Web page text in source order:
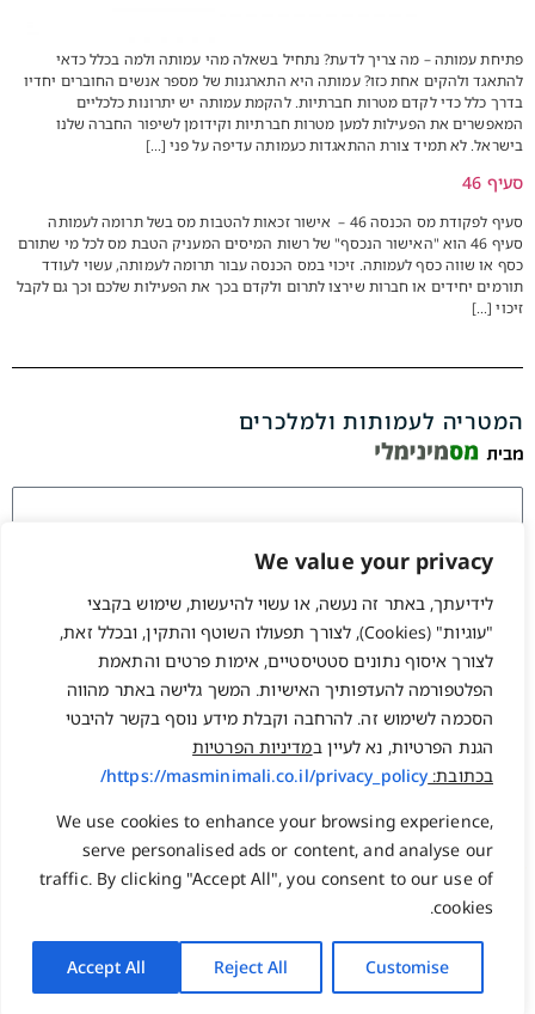
We value your privacy
לידיעתך, באתר זה נעשה, או עשוי להיעשות, שימוש בקבצי
"עוגיות" (Cookies), לצורך תפעולו השוטף והתקין, ובכלל זאת,
לצורך איסוף נתונים סטטיסטיים, אימות פרטים והתאמת
הפלטפורמה להעדפותיך האישיות. המשך גלישה באתר מהווה
הסכמה לשימוש זה. להרחבה וקבלת מידע נוסף בקשר להיבטי
הגנת הפרטיות, נא לעיין במדיניות הפרטיות
בכתובת: https://masminimali.co.il/privacy_policy/
We use cookies to enhance your browsing experience,
serve personalised ads or content, and analyse our
traffic. By clicking "Accept All", you consent to our use of
cookies.
Customise
Reject All
Accept All
פתיחת עמותה – מה צריך לדעת? נתחיל בשאלה מהי עמותה ולמה בכלל כדאי
להתאגד ולהקים אחת כזו? עמותה היא התארגנות של מספר אנשים החוברים יחדיו
בדרך כלל כדי לקדם מטרות חברתיות. להקמת עמותה יש יתרונות כלכליים
המאפשרים את הפעילות למען מטרות חברתיות וקידומן לשיפור החברה שלנו
בישראל. לא תמיד צורת ההתאגדות כעמותה עדיפה על פני […]
סעיף 46
סעיף לפקודת מס הכנסה 46 – אישור זכאות להטבות מס בשל תרומה לעמותה
סעיף 46 הוא "האישור הנכסף" של רשות המיסים המעניק הטבת מס לכל מי שתורם
כסף או שווה כסף לעמותה. זיכוי במס הכנסה עבור תרומה לעמותה, עשוי לעודד
תורמים יחידים או חברות שירצו לתרום ולקדם בכך את הפעילות שלכם וכך גם לקבל
זיכוי […]
המטריה לעמותות ולמלכרים
זכור אותי
התחברות
המלאכה 17, בנימינה
ת.ד. 1584 גבעת עדה 3780800
משרד: 077-2231222
פקס : 03-5098131
ימים א-ה 08:30-17:30
להוסיף אותי לאנשי
הקשר שלך
ראשי
מאגר הידע המקצועי